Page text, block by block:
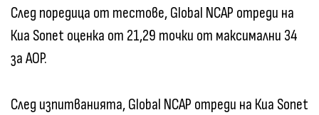
След поредица от тестове, Global NCAP отреди на
Киа Sonet оценка от 21,29 точки от максимални 34
за AOP.
След изпитванията, Global NCAP отреди на Киа Sonet